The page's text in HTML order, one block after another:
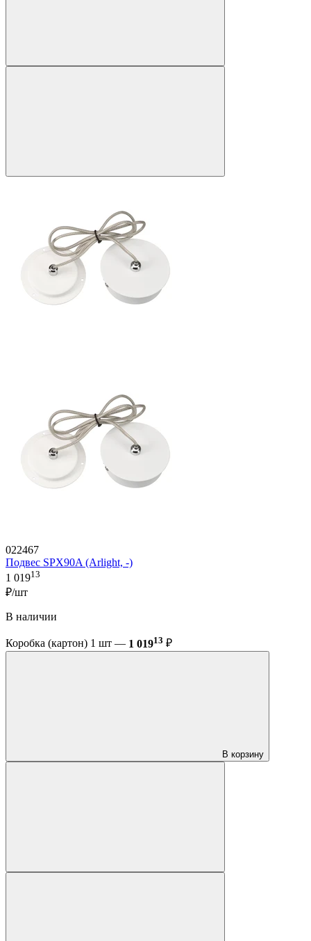
022467
Подвес SPX90A (Arlight, -)
1 01913
₽/шт
В наличии
Коробка (картон) 1 шт — 1 01913 ₽
В корзину